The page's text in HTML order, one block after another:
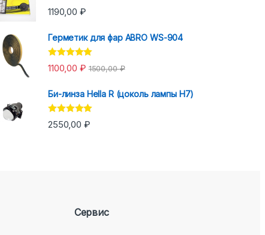
Оценка 5.00
из 5
1190,00 ₽
Герметик для фар ABRO WS-904
Оценка 5.00
из 5
1100,00 ₽ 1500,00₽
Би-линза Hella R (цоколь лампы H7)
Оценка5.00
из 5
2550,00 ₽
Сервис